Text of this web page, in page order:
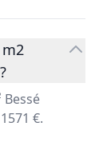
€.